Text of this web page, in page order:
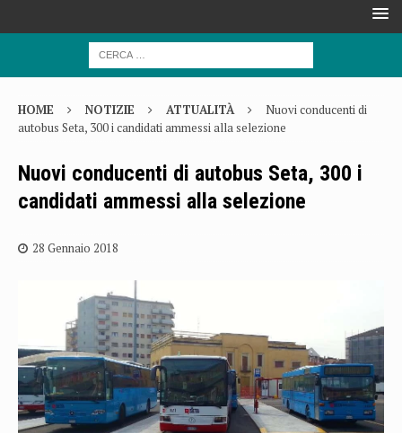
HOME NOTIZIE ATTUALITÀ
Nuovi conducenti di
autobus Seta, 300 i candidati ammessi alla selezione
Nuovi conducenti di autobus Seta, 300 i
candidati ammessi alla selezione
28 Gennaio 2018